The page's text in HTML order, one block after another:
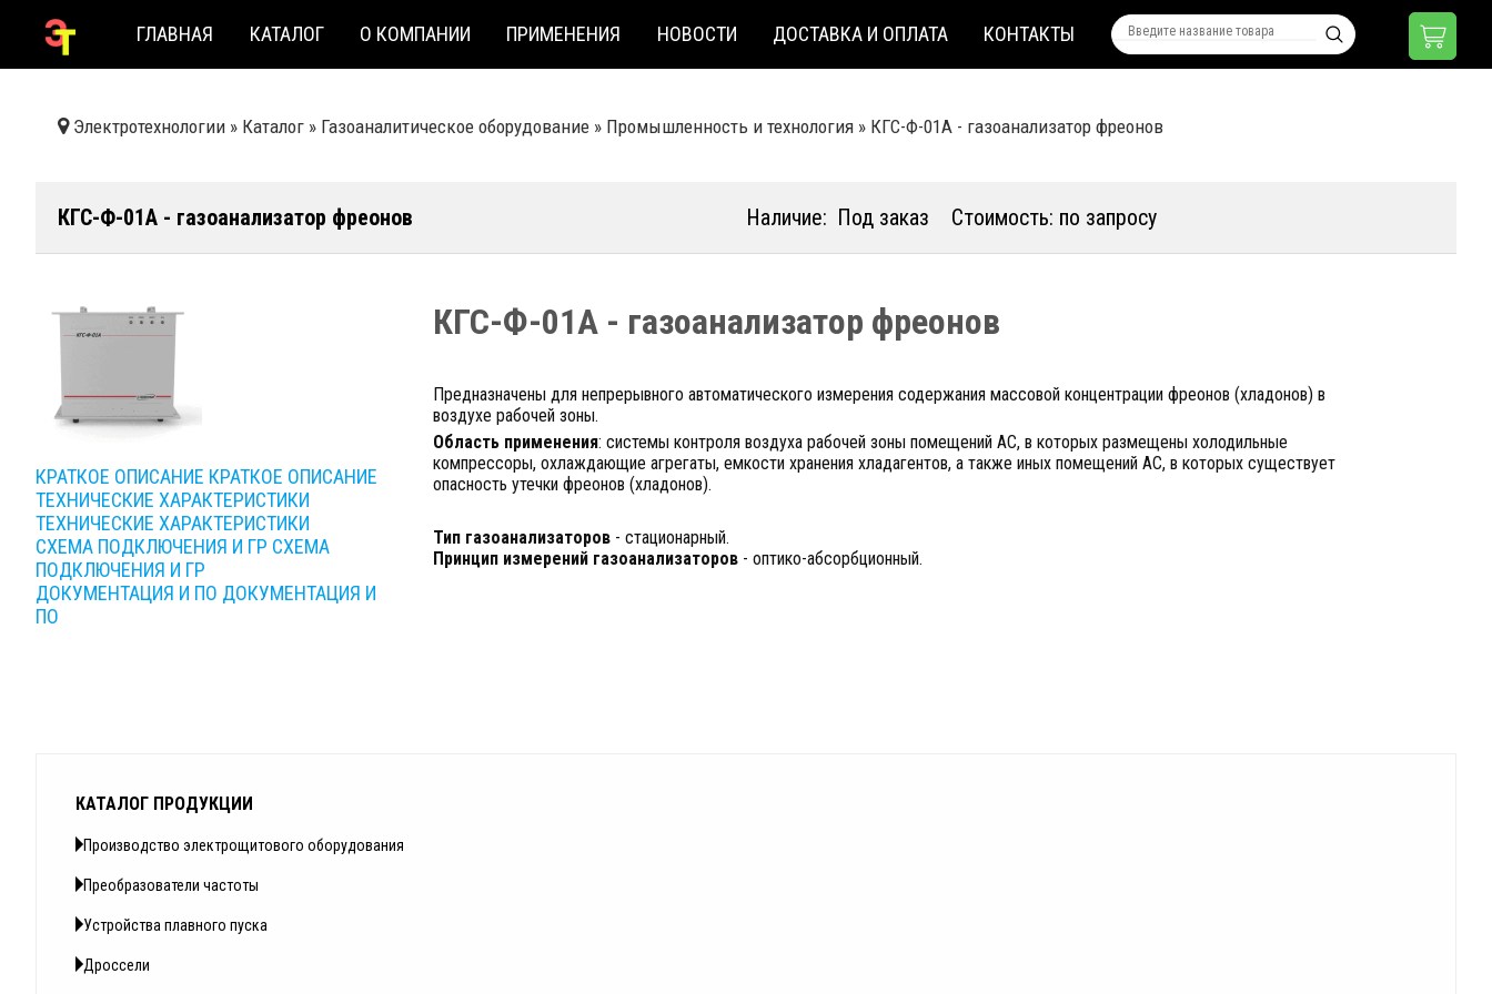
ГЛАВНАЯ КАТАЛОГ О КОМПАНИИ ПРИМЕНЕНИЯ НОВОСТИ ДОСТАВКА И ОПЛАТА КОНТАКТЫ
Электротехнологии » Каталог » Газоаналитическое оборудование » Промышленность и технология » КГС-Ф-01А - газоанализатор фреонов
КГС-Ф-01А - газоанализатор фреонов Наличие: Под заказ Стоимость: по запросу
КРАТКОЕ ОПИСАНИЕ КРАТКОЕ ОПИСАНИЕ
ТЕХНИЧЕСКИЕ ХАРАКТЕРИСТИКИ
ТЕХНИЧЕСКИЕ ХАРАКТЕРИСТИКИ
СХЕМА ПОДКЛЮЧЕНИЯ И ГР СХЕМА
ПОДКЛЮЧЕНИЯ И ГР
ДОКУМЕНТАЦИЯ И ПО ДОКУМЕНТАЦИЯ И
ПО
КГС-Ф-01А - газоанализатор фреонов
Предназначены для непрерывного автоматического измерения содержания массовой концентрации фреонов (хладонов) в
воздухе рабочей зоны.
Область применения: системы контроля воздуха рабочей зоны помещений АС, в которых размещены холодильные
компрессоры, охлаждающие агрегаты, емкости хранения хладагентов, а также иных помещений АС, в которых существует
опасность утечки фреонов (хладонов).
Тип газоанализаторов - стационарный.
Принцип измерений газоанализаторов - оптико-абсорбционный.
КАТАЛОГ ПРОДУКЦИИ
Производство электрощитового оборудования
Преобразователи частоты
Устройства плавного пуска
Дроссели